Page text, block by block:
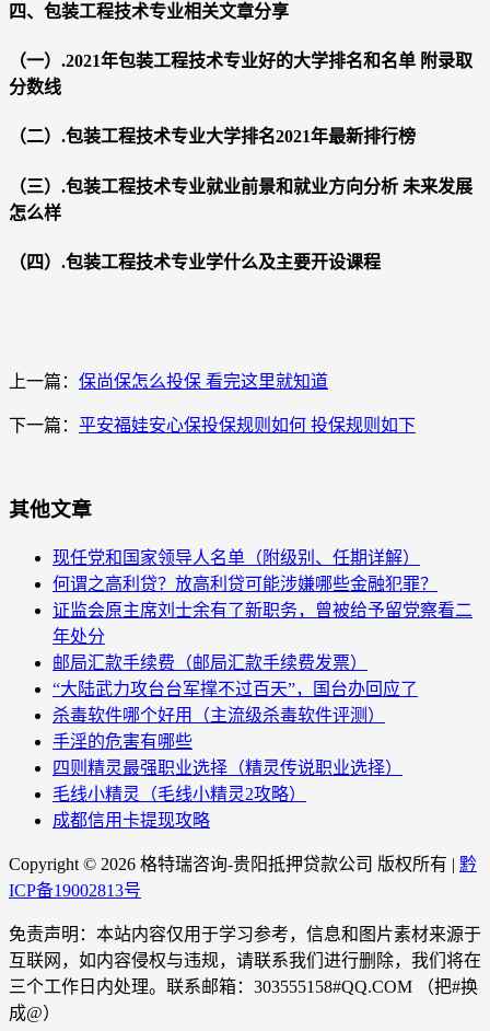
四、包装工程技术专业相关文章分享
（一）.2021年包装工程技术专业好的大学排名和名单 附录取
分数线
（二）.包装工程技术专业大学排名2021年最新排行榜
（三）.包装工程技术专业就业前景和就业方向分析 未来发展
怎么样
（四）.包装工程技术专业学什么及主要开设课程
上一篇： 保尚保怎么投保 看完这里就知道
下一篇： 平安福娃安心保投保规则如何 投保规则如下
其他文章
现任党和国家领导人名单（附级别、任期详解）
何谓之高利贷？放高利贷可能涉嫌哪些金融犯罪？
证监会原主席刘士余有了新职务，曾被给予留党察看二
年处分
邮局汇款手续费（邮局汇款手续费发票）
“大陆武力攻台台军撑不过百天”，国台办回应了
杀毒软件哪个好用（主流级杀毒软件评测）
手淫的危害有哪些
四则精灵最强职业选择（精灵传说职业选择）
毛线小精灵（毛线小精灵2攻略）
成都信用卡提现攻略
Copyright © 2026 格特瑞咨询-贵阳抵押贷款公司 版权所有 | 黔
ICP备19002813号
免责声明：本站内容仅用于学习参考，信息和图片素材来源于
互联网，如内容侵权与违规，请联系我们进行删除，我们将在
三个工作日内处理。联系邮箱：303555158#QQ.COM （把#换
成@）